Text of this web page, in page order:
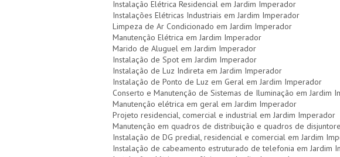
Instalação Elétrica Residencial em Jardim Imperador
Instalações Elétricas Industriais em Jardim Imperador
Limpeza de Ar Condicionado em Jardim Imperador
Manutenção Elétrica em Jardim Imperador
Marido de Aluguel em Jardim Imperador
Instalação de Spot em Jardim Imperador
Instalação de Luz Indireta em Jardim Imperador
Instalação de Ponto de Luz em Geral em Jardim Imperador
Conserto e Manutenção de Sistemas de Iluminação em Jardim
Manutenção elétrica em geral em Jardim Imperador
Projeto residencial, comercial e industrial em Jardim Imperador
Manutenção em quadros de distribuição e quadros de
Instalação de DG predial, residencial e comercial em Jardim
Instalação de cabeamento estruturado de telefonia em Jardim